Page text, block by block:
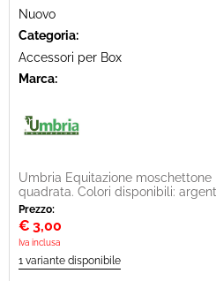
Nuovo
Categoria:
Accessori per Box
Marca:
Umbria Equitazione
quadrata. Colori disponibili:
Prezzo:
€ 3,00
Iva inclusa